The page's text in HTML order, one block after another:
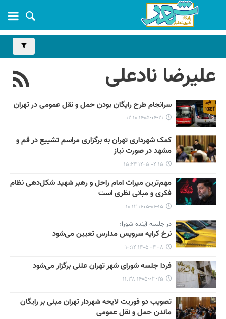
علیرضا نادعلی
سرانجام طرح رایگان بودن حمل و نقل عمومی در تهران
۱۴۰۵-۰۴-۲۱ ۱۲:۱۰
کمک شهرداری تهران به برگزاری مراسم تشییع در قم و
مشهد در صورت نیاز
۱۴۰۵-۰۴-۱۵ ۱۵:۲۴
مهم‌ترین میراث امام راحل و رهبر شهید شکل‌دهی نظام
فکری و مبانی نظری است
۱۴۰۵-۰۴-۱۵ ۱۰:۱۲
در جلسه آینده شورا؛
نرخ کرایه سرویس مدارس تعیین می‌شود
۱۴۰۵-۰۴-۰۸ ۱۰:۱۴
فردا جلسه شورای شهر تهران علنی برگزار می‌شود
۱۴۰۵-۰۳-۲۵ ۱۱:۳۸
تصویب دو فوریت لایحه شهردار تهران مبنی بر رایگان
ماندن حمل و نقل عمومی